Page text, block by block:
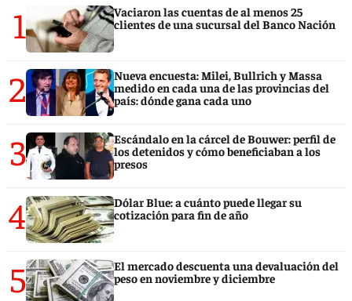
1
Vaciaron las cuentas de al menos 25
clientes de una sucursal del Banco Nación
2
Nueva encuesta: Milei, Bullrich y Massa
medido en cada una de las provincias del
país: dónde gana cada uno
3
Escándalo en la cárcel de Bouwer: perfil de
los detenidos y cómo beneficiaban a los
presos
4
Dólar Blue: a cuánto puede llegar su
cotización para fin de año
5
El mercado descuenta una devaluación del
peso en noviembre y diciembre